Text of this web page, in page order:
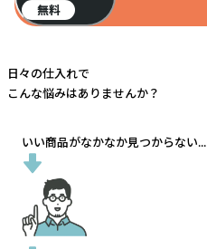
無料
日々の仕入れで
こんな悩みはありませんか？
いい商品がなかなか見つからない...